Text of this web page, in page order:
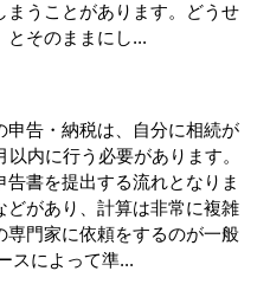
まうことがあります。どうせ
とそのままにし...
申告・納税は、自分に相続が
内に行う必要があります。
書を提出する流れとなりま
どがあり、計算は非常に複雑
専門家に依頼をするのが一般
スによって準...